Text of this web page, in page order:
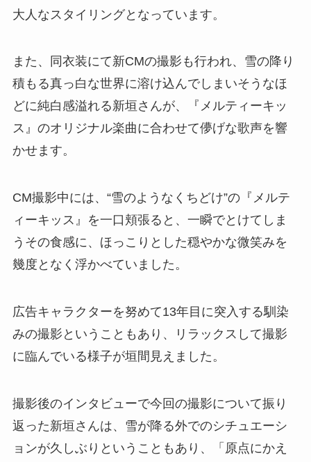
大人なスタイリングとなっています。
また、同衣装にて新CMの撮影も行われ、雪の降り
積もる真っ白な世界に溶け込んでしまいそうなほ
どに純白感溢れる新垣さんが、『メルティーキッ
ス』のオリジナル楽曲に合わせて儚げな歌声を響
かせます。
CM撮影中には、“雪のようなくちどけ”の『メルテ
ィーキッス』を一口頬張ると、一瞬でとけてしま
うその食感に、ほっこりとした穏やかな微笑みを
幾度となく浮かべていました。
広告キャラクターを努めて13年目に突入する馴染
みの撮影ということもあり、リラックスして撮影
に臨んでいる様子が垣間見えました。
撮影後のインタビューで今回の撮影について振り
返った新垣さんは、雪が降る外でのシチュエーシ
ョンが久しぶりということもあり、「原点にかえ